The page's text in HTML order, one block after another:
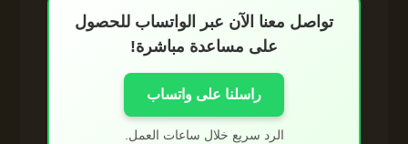
تواصل معنا الآن عبر الواتساب للحصول
على مساعدة مباشرة!
راسلنا على واتساب
الرد سريع خلال ساعات العمل.